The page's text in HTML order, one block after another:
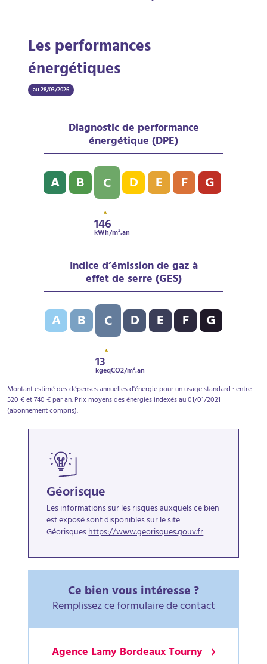
Les performances
énergétiques
au 28/03/2026
Diagnostic de performance
énergétique (DPE)
Diagnostic de performance énergétique (DPE) : C -
A B C
146
kWh/m².an
D E F G
Indice d’émission de gaz à
effet de serre (GES)
Indice d’émission de gaz à effet de serre (GES) : C - 13
A B C
13
kgeqCO2/m².an
D E F G
Montant estimé des dépenses annuelles d'énergie pour un usage standard : entre
520 € et 740 € par an. Prix moyens des énergies indexés au 01/01/2021
(abonnement compris).
Géorisque
Les informations sur les risques auxquels ce bien
est exposé sont disponibles sur le site
Géorisqueshttps://www.georisques.gouv.fr
Ce bien vous intéresse ?
Remplissez ce formulaire de contact
Agence Lamy Bordeaux Tourny